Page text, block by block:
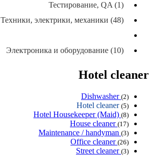
Тестирование, QA (1)
Техники, электрики, механики (48)
Электроника и оборудование (10)
Hotel cleaner
Dishwasher (2)
Hotel cleaner (5)
Hotel Housekeeper (Maid) (8)
House cleaner (17)
Maintenance / handyman (3)
Office cleaner (26)
Street cleaner (3)